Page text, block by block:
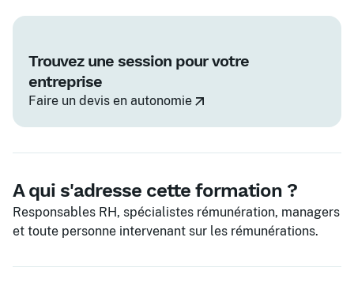
Trouvez une session pour votre
entreprise
Faire un devis en autonomie
A qui s'adresse cette formation ?
Responsables RH, spécialistes rémunération, managers
et toute personne intervenant sur les rémunérations.